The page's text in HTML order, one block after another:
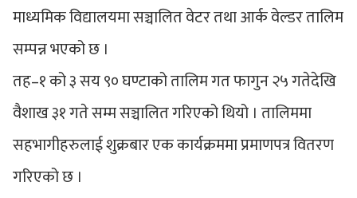
माध्यमिक विद्यालयमा सञ्चालित वेटर तथा आर्क वेल्डर तालिम
सम्पन्न भएको छ ।
तह–१ को ३ सय ९० घण्टाको तालिम गत फागुन २५ गतेदेखि
वैशाख ३१ गते सम्म सञ्चालित गरिएको थियो । तालिममा
सहभागीहरुलाई शुक्रबार एक कार्यक्रममा प्रमाणपत्र वितरण
गरिएको छ ।